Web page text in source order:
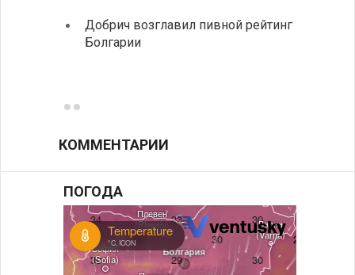
Добрич возглавил пивной рейтинг
Болгарии
КОММЕНТАРИИ
ПОГОДА